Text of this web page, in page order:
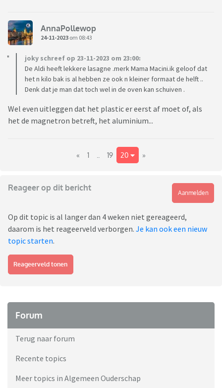
AnnaPollewop
24-11-2023 om 08:43
joky schreef op 23-11-2023 om 23:00:
De Aldi heeft lekkere lasagne .merk Mama Macini.ik geloof dat
het n kilo bak is al hebben ze ook n kleiner formaat de helft ..
Denk dat je man dat toch wel in de oven kan schuiven .
Wel even uitleggen dat het plastic er eerst af moet of, als
het de magnetron betreft, het aluminium...
« 1 19 20 »
Reageer op dit bericht
Aanmelden
Op dit topic is al langer dan 4 weken niet gereageerd,
daarom is het reageerveld verborgen. Je kan ook een nieuw
topic starten.
Reageerveld tonen
Forum
Terug naar forum
Recente topics
Meer topics in Algemeen Ouderschap